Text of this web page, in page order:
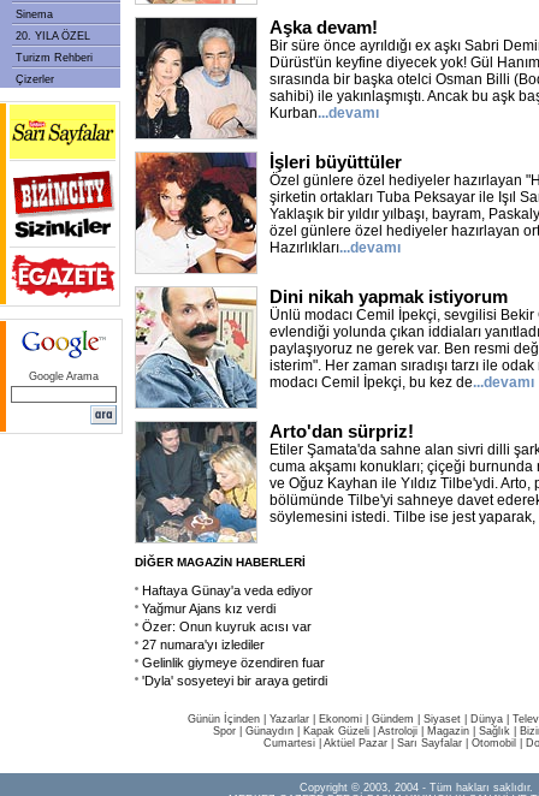
Sinema
20. YILA ÖZEL
Turizm Rehberi
Çizerler
Google Arama
Aşka devam!
Bir süre önce ayrıldığı ex aşkı Sabri
Dürüst'ün keyfine diyecek yok! Gül
sırasında bir başka otelci Osman Billi
sahibi) ile yakınlaşmıştı. Ancak bu aşk
Kurban...devamı
İşleri büyüttüler
Özel günlere özel hediyeler hazırlayan
şirketin ortakları Tuba Peksayar ile Işıl
Yaklaşık bir yıldır yılbaşı, bayram,
özel günlere özel hediyeler hazırlayan
Hazırlıkları...devamı
Dini nikah yapmak istiyorum
Ünlü modacı Cemil İpekçi, sevgilisi
evlendiği yolunda çıkan iddiaları
paylaşıyoruz ne gerek var. Ben resmi
isterim". Her zaman sıradışı tarzı ile
modacı Cemil İpekçi, bu kez de...devamı
Arto'dan sürpriz!
Etiler Şamata'da sahne alan sivri dilli
cuma akşamı konukları; çiçeği burnunda
ve Oğuz Kayhan ile Yıldız Tilbe'ydi. Arto,
bölümünde Tilbe'yi sahneye davet
söylemesini istedi. Tilbe ise jest yaparak,
DİĞER MAGAZİN HABERLERİ
Haftaya Günay'a veda ediyor
Yağmur Ajans kız verdi
Özer: Onun kuyruk acısı var
27 numara'yı izlediler
Gelinlik giymeye özendiren fuar
'Dyla' sosyeteyi bir araya getirdi
Günün İçinden Yazarlar Ekonomi Gündem Siyaset Dünya |
Spor
Günaydın Kapak Güzeli Astroloji Magazin Sağlık
Cumartesi| Aktüel Pazar| Sarı Sayfalar| Otomobil
Copyright © 2003, 2004 - Tüm hakları saklıdır.